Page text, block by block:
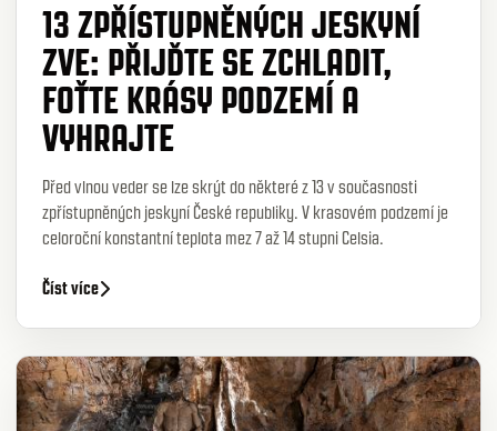
13 ZPŘÍSTUPNĚNÝCH JESKYNÍ
ZVE: PŘIJĎTE SE ZCHLADIT,
FOŤTE KRÁSY PODZEMÍ A
VYHRAJTE
Před vlnou veder se lze skrýt do některé z 13 v současnosti
zpřístupněných jeskyní České republiky. V krasovém podzemí je
celoroční konstantní teplota mez 7 až 14 stupni Celsia.
Číst více